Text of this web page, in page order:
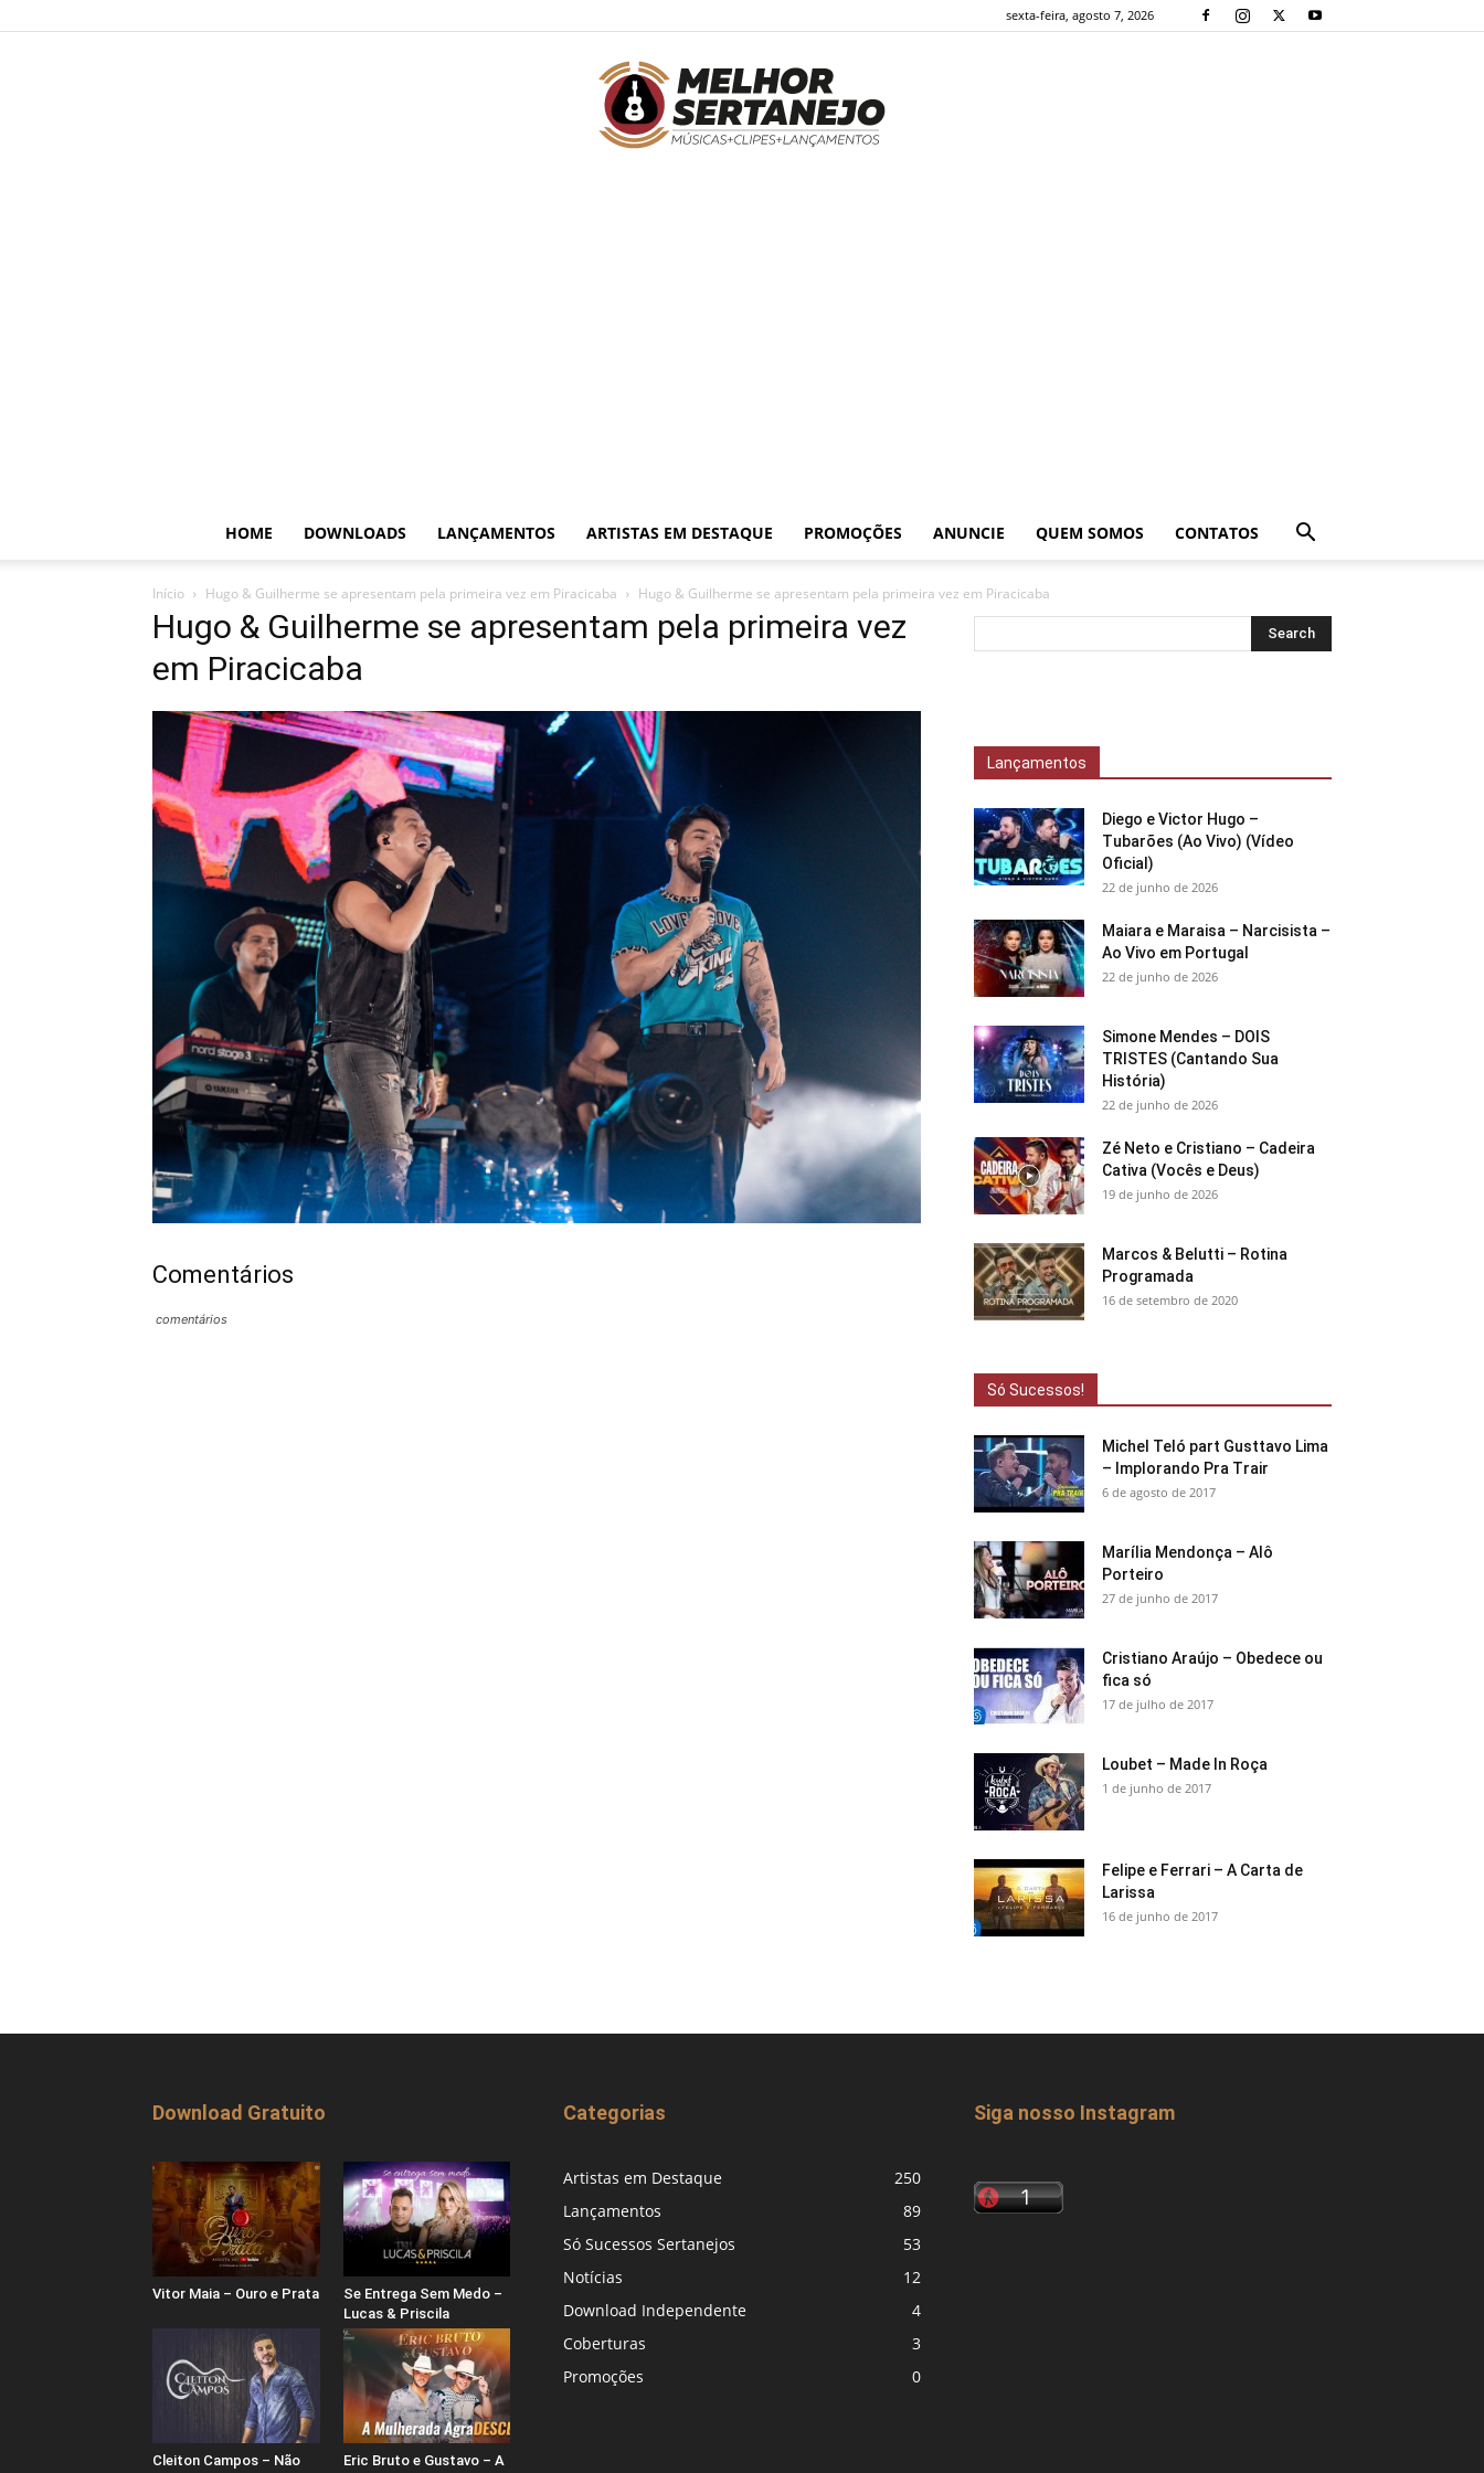
sexta-feira, agosto 7, 2026
HOME DOWNLOADS LANÇAMENTOS ARTISTAS EM DESTAQUE PROMOÇÕES ANUNCIE QUEM SOMOS CONTATOS
Início Hugo & Guilherme se apresentam pela primeira vez em Piracicaba Hugo & Guilherme se apresentam pela primeira vez em Piracicaba
Hugo & Guilherme se apresentam pela primeira vez
em Piracicaba
Comentários
comentários
Lançamentos
Diego e Victor Hugo –
Tubarões (Ao Vivo) (Vídeo
Oficial)
22 de junho de 2026
Maiara e Maraisa – Narcisista –
Ao Vivo em Portugal
22 de junho de 2026
Simone Mendes – DOIS
TRISTES (Cantando Sua
História)
22 de junho de 2026
Zé Neto e Cristiano – Cadeira
Cativa (Vocês e Deus)
19 de junho de 2026
Marcos & Belutti – Rotina
Programada
16 de setembro de 2020
Só Sucessos!
Michel Teló part Gusttavo Lima
– Implorando Pra Trair
6 de agosto de 2017
Marília Mendonça – Alô
Porteiro
27 de junho de 2017
Cristiano Araújo – Obedece ou
fica só
17 de julho de 2017
Loubet – Made In Roça
1 de junho de 2017
Felipe e Ferrari – A Carta de
Larissa
16 de junho de 2017
Download Gratuito
Vitor Maia – Ouro e Prata
Se Entrega Sem Medo –
Lucas & Priscila
Cleiton Campos – Não
Eric Bruto e Gustavo – A
Categorias
Artistas em Destaque
250
Lançamentos
89
Só Sucessos Sertanejos
53
Notícias
12
Download Independente
4
Coberturas
3
Promoções
0
Siga nosso Instagram